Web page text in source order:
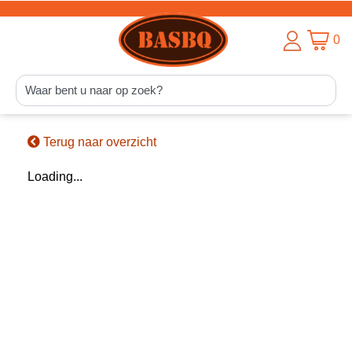
0
Terug naar overzicht
Loading...